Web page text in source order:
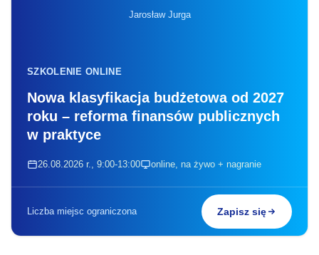
Jarosław Jurga
SZKOLENIE ONLINE
Nowa klasyfikacja budżetowa od 2027
roku – reforma finansów publicznych
w praktyce
26.08.2026 r., 9:00-13:00 online, na żywo + nagranie
Liczba miejsc ograniczona Zapisz się